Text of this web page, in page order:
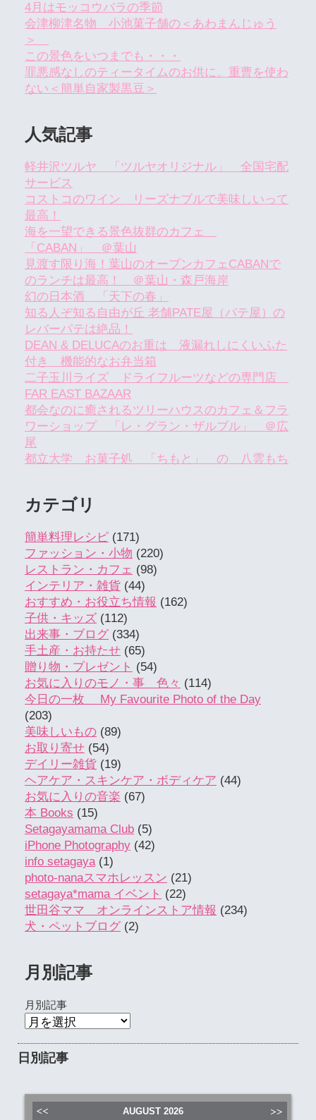
4月はモッコウバラの季節
会津柳津名物 小池菓子舗の＜あわまんじゅう
＞
この景色をいつまでも・・・
罪悪感なしのティータイムのお供に。重曹を使わ
ない＜簡単自家製黒豆＞
人気記事
軽井沢ツルヤ 「ツルヤオリジナル」 全国宅配
サービス
コストコのワイン リーズナブルで美味しいって
最高！
海を一望できる景色抜群のカフェ
「CABAN」 ＠葉山
見渡す限り海！葉山のオープンカフェCABANで
のランチは最高！ ＠葉山・森戸海岸
幻の日本酒 「天下の春」
知る人ぞ知る自由が丘 老舗PATE屋（パテ屋）の
レバーパテは絶品！
DEAN & DELUCAのお重は 液漏れしにくいふた
付き 機能的なお弁当箱
二子玉川ライズ ドライフルーツなどの専門店
FAR EAST BAZAAR
都会なのに癒されるツリーハウスのカフェ＆フラ
ワーショップ 「レ・グラン・ザルブル」 ＠広
尾
都立大学 お菓子処 「ちもと」 の 八雲もち
カテゴリ
簡単料理レシピ (171)
ファッション・小物 (220)
レストラン・カフェ (98)
インテリア・雑貨 (44)
おすすめ・お役立ち情報 (162)
子供・キッズ (112)
出来事・ブログ (334)
手土産・お持たせ (65)
贈り物・プレゼント (54)
お気に入りのモノ・事 色々 (114)
今日の一枚 My Favourite Photo of the Day
(203)
美味しいもの (89)
お取り寄せ (54)
デイリー雑貨 (19)
ヘアケア・スキンケア・ボディケア (44)
お気に入りの音楽 (67)
本 Books (15)
Setagayamama Club (5)
iPhone Photography (42)
info setagaya(1)
photo-nanaスマホレッスン (21)
setagaya*mama イベント (22)
世田谷ママ オンラインストア情報 (234)
犬・ペットブログ (2)
月別記事
月別記事
日別記事
AUGUST 2026